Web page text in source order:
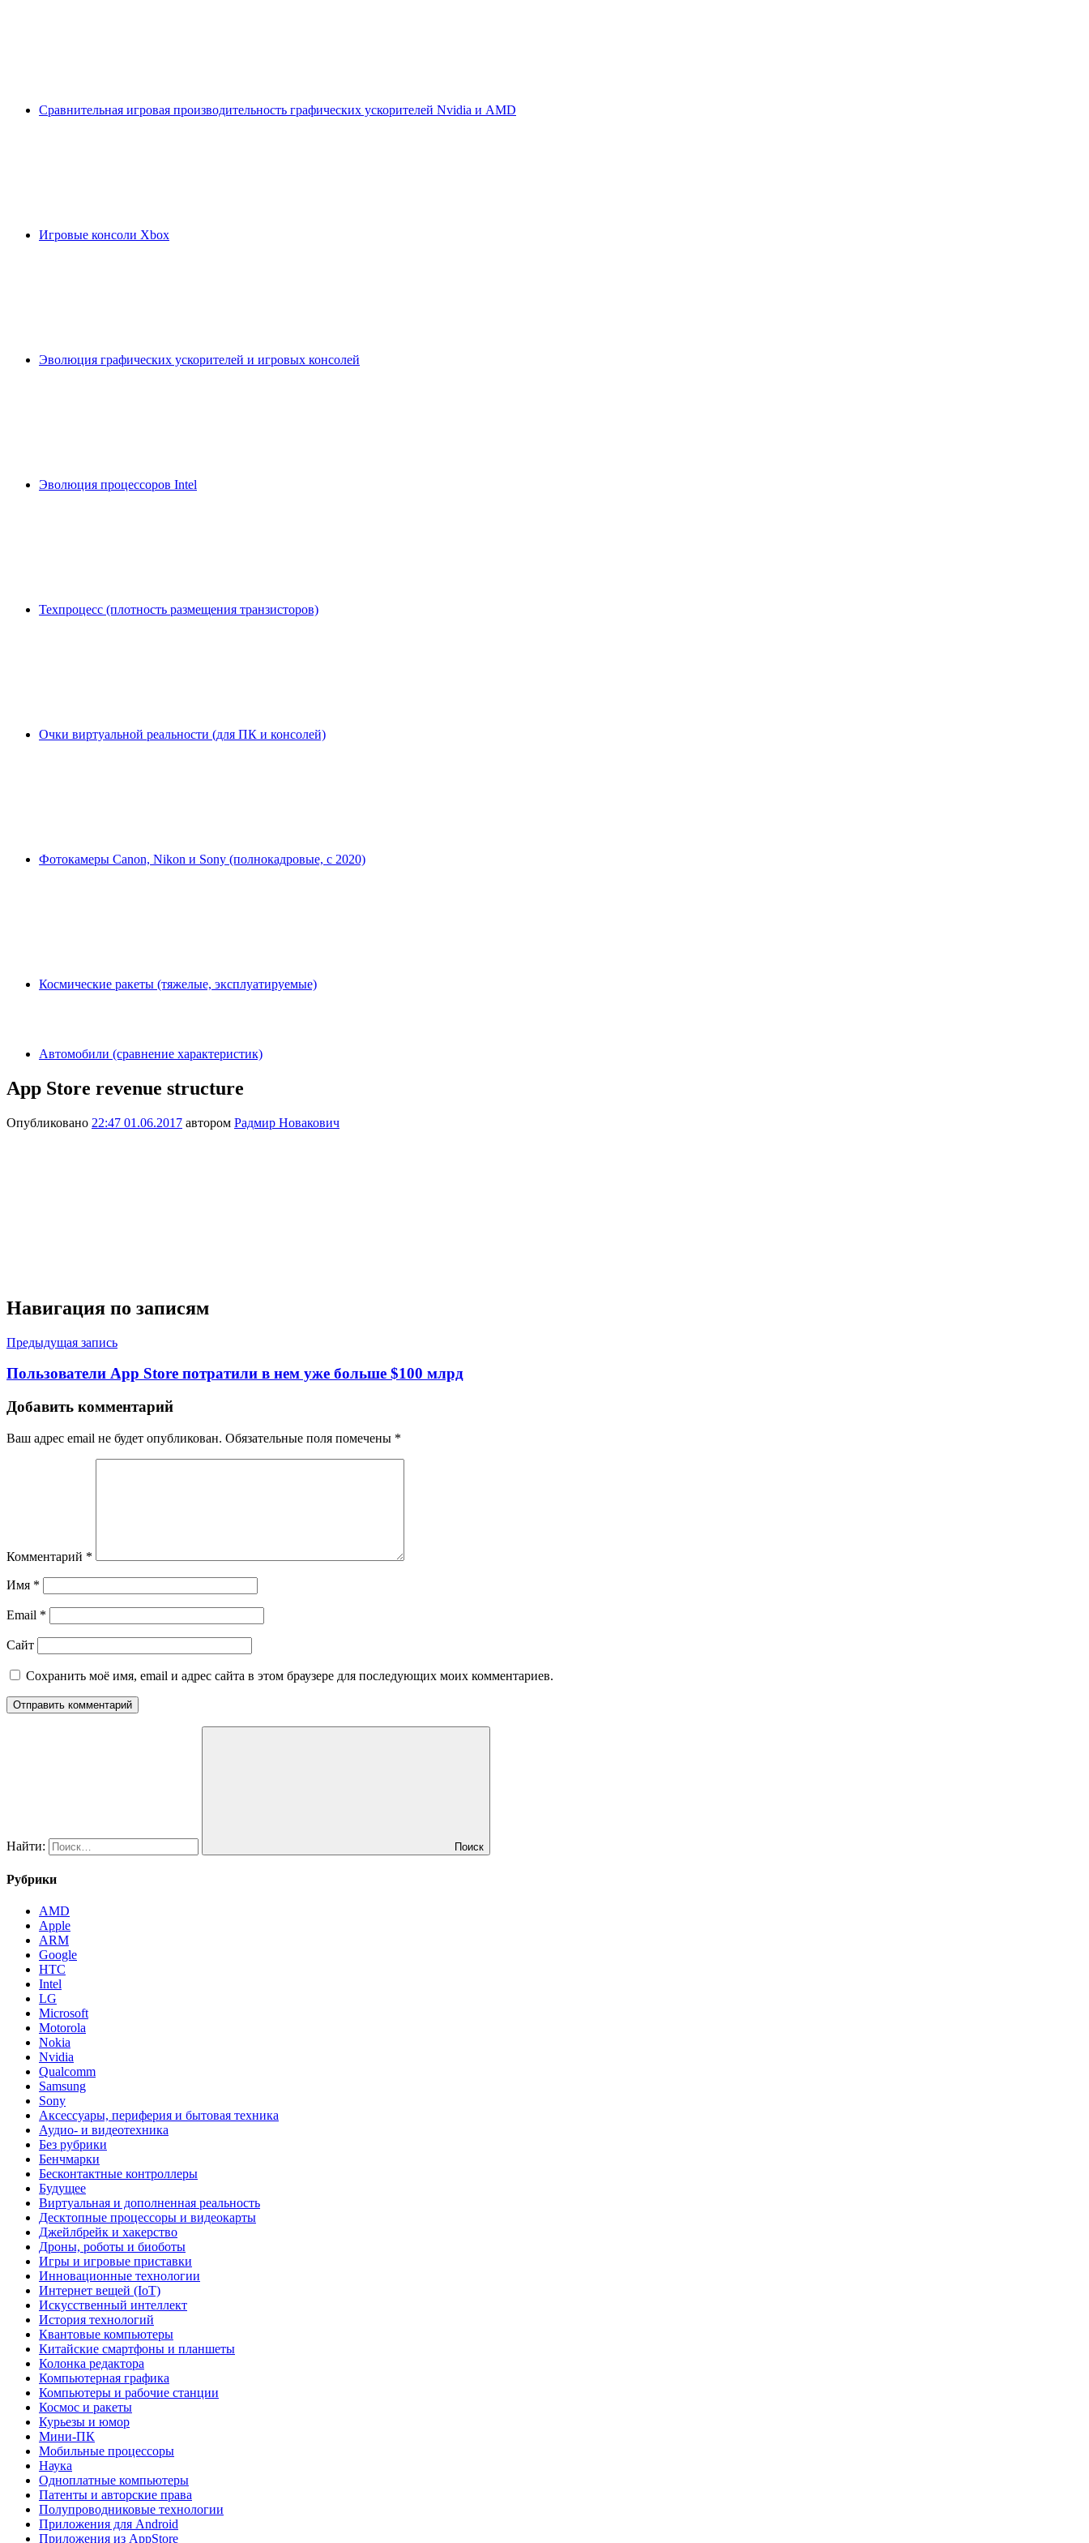
Сравнительная игровая производительность графических ускорителей Nvidia и AMD
Игровые консоли Xbox
Эволюция графических ускорителей и игровых консолей
Эволюция процессоров Intel
Техпроцесс (плотность размещения транзисторов)
Очки виртуальной реальности (для ПК и консолей)
Фотокамеры Canon, Nikon и Sony (полнокадровые, с 2020)
Космические ракеты (тяжелые, эксплуатируемые)
Автомобили (сравнение характеристик)
App Store revenue structure
Опубликовано 22:47 01.06.2017 автором Радмир Новакович
Навигация по записям
Предыдущая запись
Пользователи App Store потратили в нем уже больше $100 млрд
Добавить комментарий
Ваш адрес email не будет опубликован. Обязательные поля помечены *
Комментарий *
Имя *
Email *
Сайт
Сохранить моё имя, email и адрес сайта в этом браузере для последующих моих комментариев.
Найти: Поиск
Рубрики
AMD
Apple
ARM
Google
HTC
Intel
LG
Microsoft
Motorola
Nokia
Nvidia
Qualcomm
Samsung
Sony
Аксессуары, периферия и бытовая техника
Аудио- и видеотехника
Без рубрики
Бенчмарки
Бесконтактные контроллеры
Будущее
Виртуальная и дополненная реальность
Десктопные процессоры и видеокарты
Джейлбрейк и хакерство
Дроны, роботы и биоботы
Игры и игровые приставки
Инновационные технологии
Интернет вещей (IoT)
Искусственный интеллект
История технологий
Квантовые компьютеры
Китайские смартфоны и планшеты
Колонка редактора
Компьютерная графика
Компьютеры и рабочие станции
Космос и ракеты
Курьезы и юмор
Мини-ПК
Мобильные процессоры
Наука
Одноплатные компьютеры
Патенты и авторские права
Полупроводниковые технологии
Приложения для Android
Приложения из AppStore